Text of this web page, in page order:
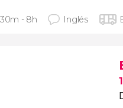
- 8h Inglés